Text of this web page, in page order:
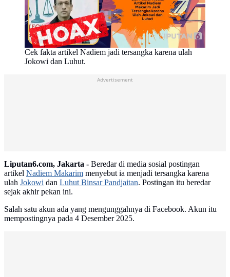
Cek fakta artikel Nadiem jadi tersangka karena ulah
Jokowi dan Luhut.
Advertisement
Liputan6.com, Jakarta - Beredar di media sosial postingan
artikel Nadiem Makarim menyebut ia menjadi tersangka karena
ulah Jokowi dan Luhut Binsar Pandjaitan. Postingan itu beredar
sejak akhir pekan ini.
Salah satu akun ada yang mengunggahnya di Facebook. Akun itu
mempostingnya pada 4 Desember 2025.